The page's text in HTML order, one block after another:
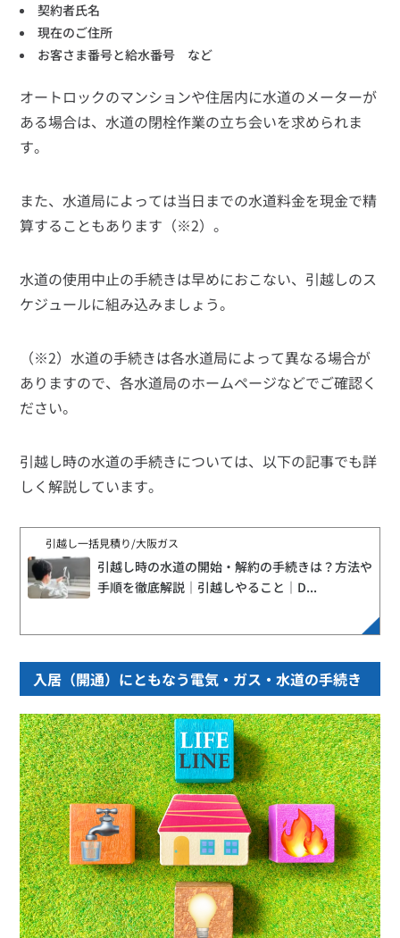
契約者氏名
現在のご住所
お客さま番号と給水番号 など
オートロックのマンションや住居内に水道のメーターが
ある場合は、水道の閉栓作業の立ち会いを求められま
す。
また、水道局によっては当日までの水道料金を現金で精
算することもあります（※2）。
水道の使用中止の手続きは早めにおこない、引越しのス
ケジュールに組み込みましょう。
（※2）水道の手続きは各水道局によって異なる場合が
ありますので、各水道局のホームページなどでご確認く
ださい。
引越し時の水道の手続きについては、以下の記事でも詳
しく解説しています。
引越し一括見積り/大阪ガス
引越し時の水道の開始・解約の手続きは？方法や
手順を徹底解説｜引越しやること｜D...
https://home.osakagas.co.jp/column/moving/movings-todo/moving-water-procedure/
手続きの方法や手順について解説します。スムーズな引越しを実現するための参考にしてみてください。
入居（開通）にともなう電気・ガス・水道の手続き